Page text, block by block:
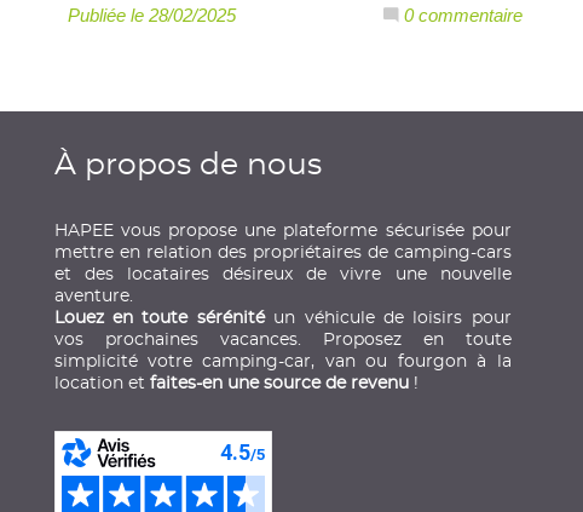
0 commentaire
Publiée le 28/02/2025
À propos de nous
HAPEE vous propose une plateforme sécurisée pour
mettre en relation des propriétaires de camping-cars
et des locataires désireux de vivre une nouvelle
aventure.
Louez en toute sérénitéun véhicule de loisirs pour
vos prochaines vacances. Proposez en toute
simplicité votre camping-car, van ou fourgon à la
location et faites-en une source de revenu!